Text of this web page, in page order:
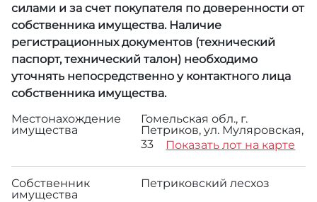
силами и за счет покупателя по доверенности от
собственника имущества. Наличие
регистрационных документов (технический
паспорт, технический талон) необходимо
уточнять непосредственно у контактного лица
собственника имущества.
Местонахождение
имущества
Гомельская обл., г.
Петриков, ул. Муляровская,
33
Показать лот на карте
Собственник
имущества
Петриковский лесхоз